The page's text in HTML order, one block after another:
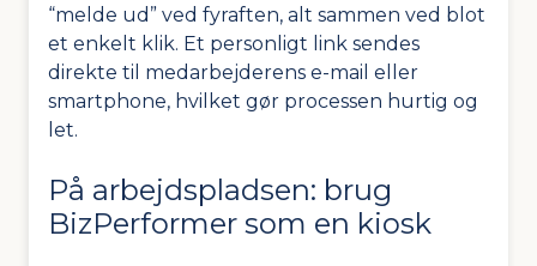
“melde ud” ved fyraften, alt sammen ved blot
et enkelt klik. Et personligt link sendes
direkte til medarbejderens e-mail eller
smartphone, hvilket gør processen hurtig og
let.
På arbejdspladsen: brug
BizPerformer som en kiosk